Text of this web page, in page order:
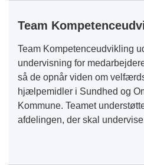
Team
Team Kompetenceudvikling
undervisning for
så de opnår viden om
hjælpemidler i Sundhed og
Kommune. Teamet
afdelingen, der skal